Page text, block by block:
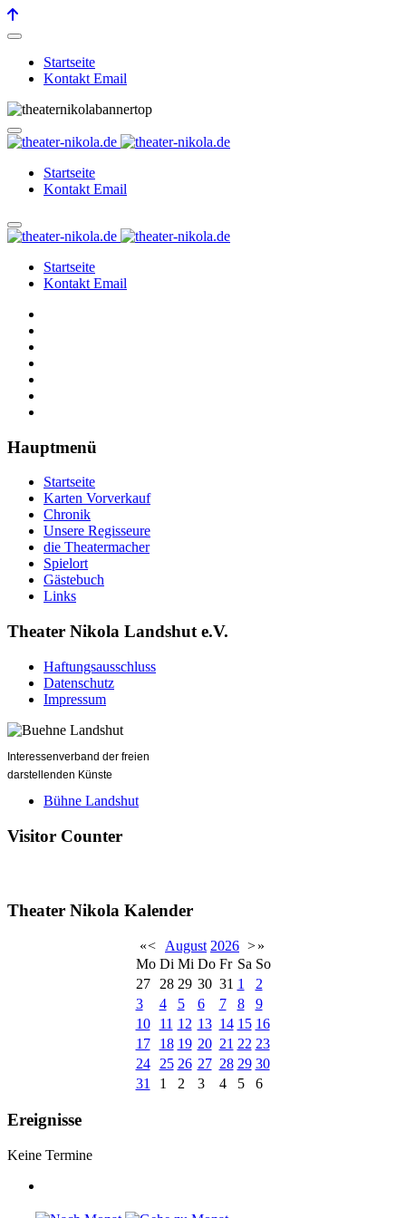
Startseite
Kontakt Email
Startseite
Kontakt Email
Startseite
Kontakt Email
Hauptmenü
Startseite
Karten Vorverkauf
Chronik
Unsere Regisseure
die Theatermacher
Spielort
Gästebuch
Links
Theater Nikola Landshut e.V.
Haftungsausschluss
Datenschutz
Impressum
Interessenverband der freien
darstellenden Künste
Bühne Landshut
Visitor Counter
Theater Nikola Kalender
«< August 2026 >»
Mo Di Mi Do Fr Sa So
27
28 29 30 31 1
2
3
4 5 6 7 8
9
10
11 12 13 14 15 16
17
18 19 20 21 22 23
24
25 26 27 28 29 30
31
1 2 3 4 5 6
Ereignisse
Keine Termine